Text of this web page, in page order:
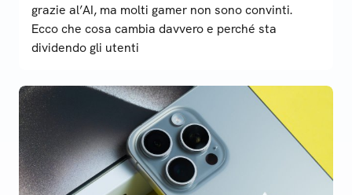
grazie al’AI, ma molti gamer non sono convinti.
Ecco che cosa cambia davvero e perché sta
dividendo gli utenti